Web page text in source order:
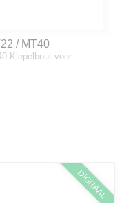
/ MT40
Klepelbout voor…
DIGITAAL